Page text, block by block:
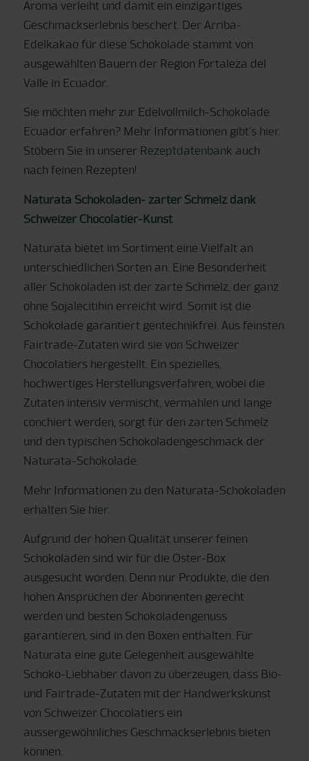
Aroma verleiht und damit ein einzigartiges
Geschmackserlebnis beschert. Der Arriba-
Edelkakao für diese Schokolade stammt von
ausgewählten Bauern der Region Fortaleza del
Valle in Ecuador.
Sie möchten mehr zur Edelvollmilch-Schokolade
Ecuador erfahren? Mehr Informationen gibt’s hier.
Stöbern Sie in unserer Rezeptdatenbank auch
nach feinen Rezepten!
Naturata Schokoladen- zarter Schmelz dank
Schweizer Chocolatier-Kunst
Naturata bietet im Sortiment eine Vielfalt an
unterschiedlichen Sorten an. Eine Besonderheit
aller Schokoladen ist der zarte Schmelz, der ganz
ohne Sojalecitihin erreicht wird. Somit ist die
Schokolade garantiert gentechnikfrei. Aus feinsten
Fairtrade-Zutaten wird sie von Schweizer
Chocolatiers hergestellt. Ein spezielles,
hochwertiges Herstellungsverfahren, wobei die
Zutaten intensiv vermischt, vermahlen und lange
conchiert werden, sorgt für den zarten Schmelz
und den typischen Schokoladengeschmack der
Naturata-Schokolade.
Mehr Informationen zu den Naturata-Schokoladen
erhalten Sie hier.
Aufgrund der hohen Qualität unserer feinen
Schokoladen sind wir für die Oster-Box
ausgesucht worden. Denn nur Produkte, die den
hohen Ansprüchen der Abonnenten gerecht
werden und besten Schokoladengenuss
garantieren, sind in den Boxen enthalten. Für
Naturata eine gute Gelegenheit ausgewählte
Schoko-Liebhaber davon zu überzeugen, dass Bio-
und Fairtrade-Zutaten mit der Handwerkskunst
von Schweizer Chocolatiers ein
aussergewöhnliches Geschmackserlebnis bieten
können.